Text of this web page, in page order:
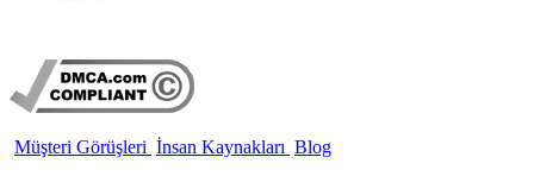
Müşteri Görüşleri İnsan Kaynakları Blog